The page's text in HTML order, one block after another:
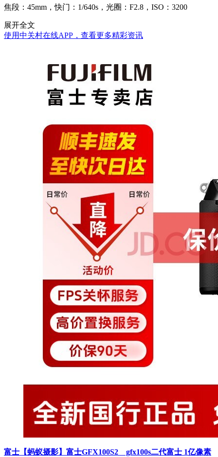
焦段：45mm，快门：1/640s，光圈：F2.8，ISO：3200
展开全文
使用中关村在线APP，查看更多精彩资讯
富士【蚂蚁摄影】富士GFX100S2 gfx100s二代富士 1亿像素